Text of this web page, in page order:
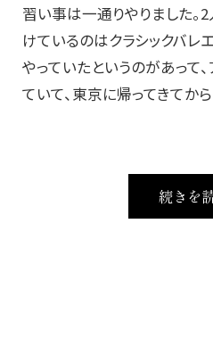
習い事は一通りやりました
けているのはクラシックバレ
やっていたというのがあって
ていて、東京に帰ってきてか
続きを